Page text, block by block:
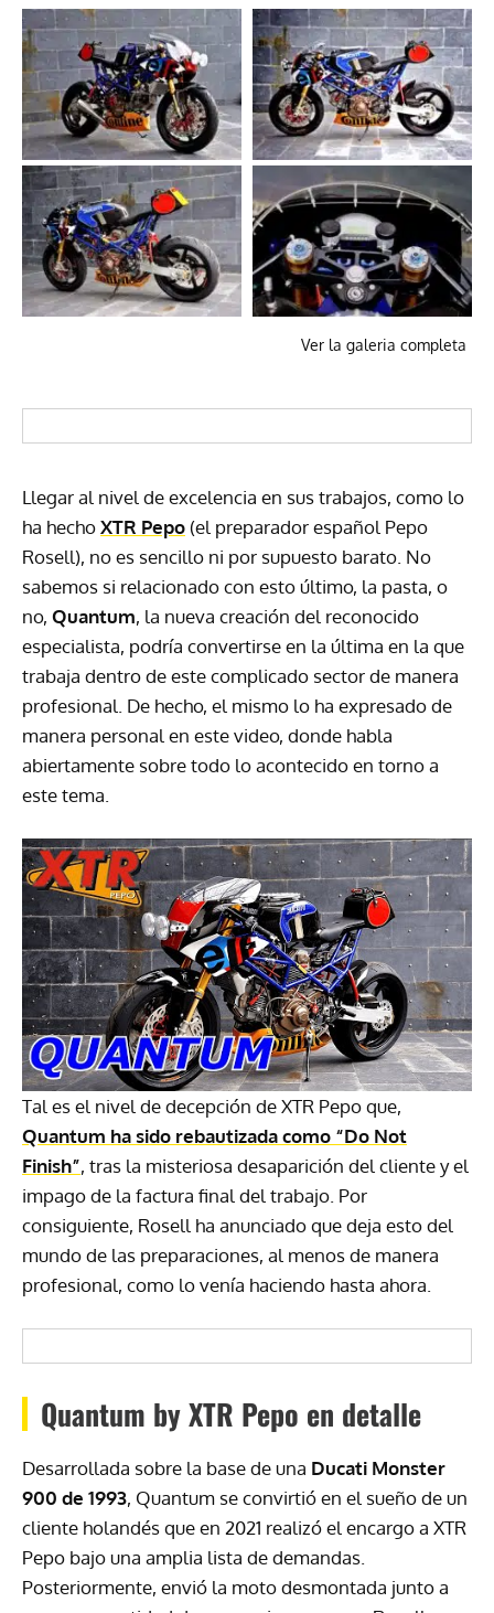
Ver la galeria completa
Llegar al nivel de excelencia en sus trabajos, como lo
ha hechoXTR Pepo(el preparador español Pepo
Rosell), no es sencillo ni por supuesto barato. No
sabemos si relacionado con esto último, la pasta, o
no, Quantum, la nueva creación del reconocido
especialista, podría convertirse en la última en la que
trabaja dentro de este complicado sector de manera
profesional. De hecho, el mismo lo ha expresado de
manera personal en este video, donde habla
abiertamente sobre todo lo acontecido en torno a
este tema.
Tal es el nivel de decepción de XTR Pepo que,
Quantum ha sido rebautizada como “Do Not
Finish”, tras la misteriosa desaparición del cliente y el
impago de la factura final del trabajo. Por
consiguiente, Rosell ha anunciado que deja esto del
mundo de las preparaciones, al menos de manera
profesional, como lo venía haciendo hasta ahora.
Quantum by XTR Pepo en detalle
Desarrollada sobre la base de una Ducati Monster
900 de 1993, Quantum se convirtió en el sueño de un
cliente holandés que en 2021 realizó el encargo a XTR
Pepo bajo una amplia lista de demandas.
Posteriormente, envió la moto desmontada junto a